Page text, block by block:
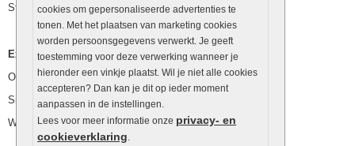
cookies om gepersonaliseerde advertenties te
tonen. Met het plaatsen van marketing cookies
worden persoonsgegevens verwerkt. Je geeft
toestemming voor deze verwerking wanneer je
hieronder een vinkje plaatst. Wil je niet alle cookies
accepteren? Dan kan je dit op ieder moment
aanpassen in de instellingen.
Lees voor meer informatie onze privacy- en
cookieverklaring
Stapelstenen
Extra benodigdheden
Ophoogzand
Siergrind en siersplit
Waterafvoer